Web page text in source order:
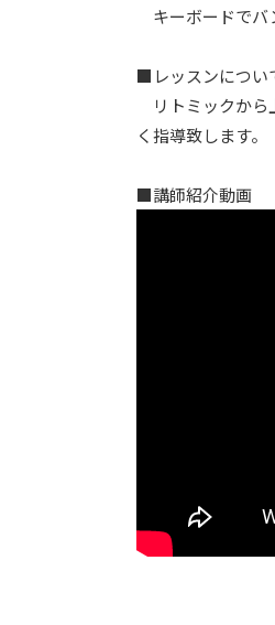
キーボードでバ
■レッスンについ
リトミックから
く指導致します。
■講師紹介動画